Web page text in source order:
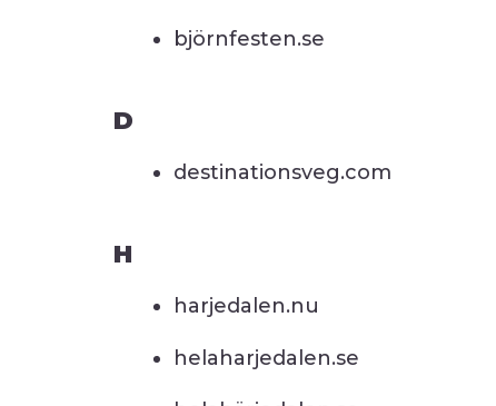
björnfesten.se
D
destinationsveg.com
H
harjedalen.nu
helaharjedalen.se